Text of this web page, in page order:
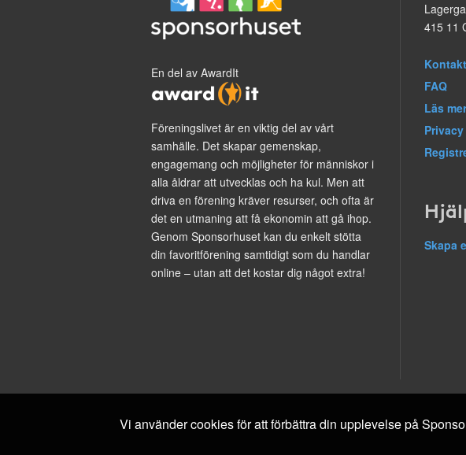
En del av AwardIt
Föreningslivet är en viktig del av vårt
samhälle. Det skapar gemenskap,
engagemang och möjligheter för människor i
alla åldrar att utvecklas och ha kul. Men att
driva en förening kräver resurser, och ofta är
det en utmaning att få ekonomin att gå ihop.
Genom Sponsorhuset kan du enkelt stötta
din favoritförening samtidigt som du handlar
online – utan att det kostar dig något extra!
415 11
FAQ
Läs
Skapa
Vi använder cookies för att förbättra din upplevelse på